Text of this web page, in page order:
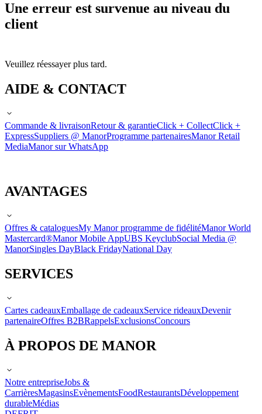
Une erreur est survenue au niveau du
client
Veuillez réessayer plus tard.
AIDE & CONTACT
Commande & livraisonRetour & garantieClick + CollectClick +
ExpressSuppliers @ ManorProgramme partenairesManor Retail
MediaManor sur WhatsApp
AVANTAGES
Offres & cataloguesMy Manor programme de fidélitéManor World
Mastercard®Manor Mobile AppUBS KeyclubSocial Media @
ManorSingles DayBlack FridayNational Day
SERVICES
Cartes cadeauxEmballage de cadeauxService rideauxDevenir
partenaireOffres B2BRappelsExclusionsConcours
À PROPOS DE MANOR
Notre entrepriseJobs &
CarrièresMagasinsEvènementsFoodRestaurantsDéveloppement
durableMédias